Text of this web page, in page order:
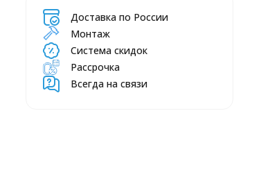
Доставка по России
Монтаж
Система скидок
Рассрочка
Всегда на связи